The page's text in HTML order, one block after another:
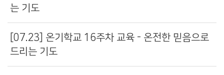
는 기도
[07.23] 온기학교 16주차 교육 - 온전한 믿음으로
드리는 기도